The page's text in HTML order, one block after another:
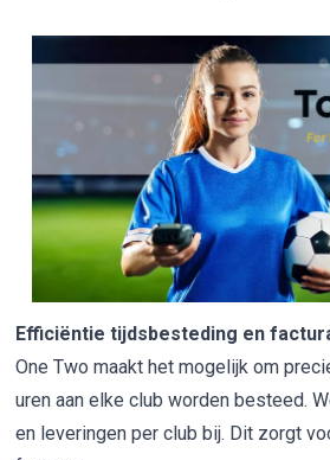
Efficiëntie tijdsbesteding en
One Two maakt het mogelijk om
uren aan elke club worden besteed.
en leveringen per club bij. Dit zorgt